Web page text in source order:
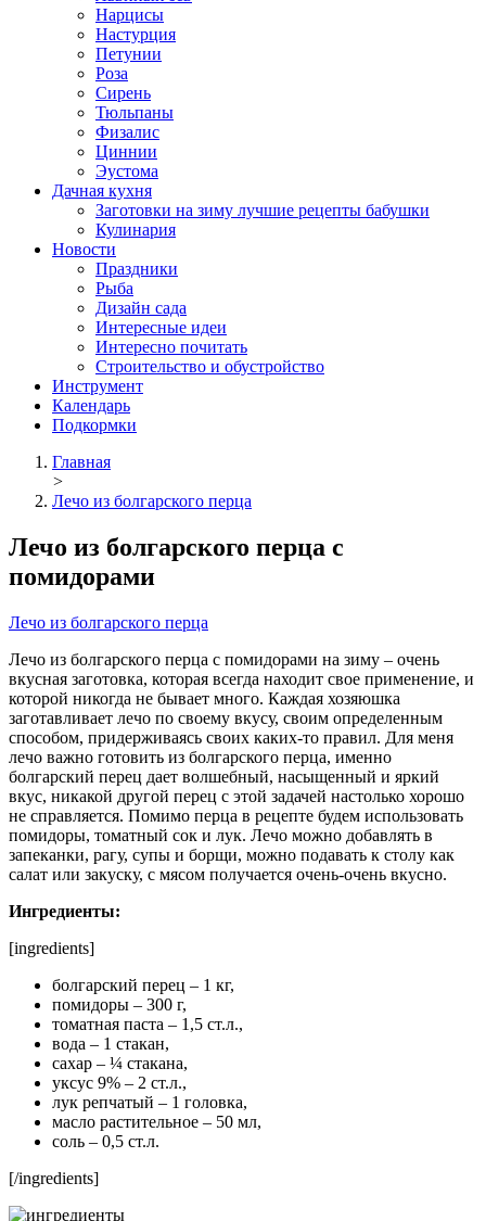
Нарцисы
Настурция
Петунии
Роза
Сирень
Тюльпаны
Физалис
Циннии
Эустома
Дачная кухня
Заготовки на зиму лучшие рецепты бабушки
Кулинария
Новости
Праздники
Рыба
Дизайн сада
Интересные идеи
Интересно почитать
Строительство и обустройство
Инструмент
Календарь
Подкормки
Главная
>
Лечо из болгарского перца
Лечо из болгарского перца с
помидорами
Лечо из болгарского перца
Лечо из болгарского перца с помидорами на зиму – очень
вкусная заготовка, которая всегда находит свое применение, и
которой никогда не бывает много. Каждая хозяюшка
заготавливает лечо по своему вкусу, своим определенным
способом, придерживаясь своих каких-то правил. Для меня
лечо важно готовить из болгарского перца, именно
болгарский перец дает волшебный, насыщенный и яркий
вкус, никакой другой перец с этой задачей настолько хорошо
не справляется. Помимо перца в рецепте будем использовать
помидоры, томатный сок и лук. Лечо можно добавлять в
запеканки, рагу, супы и борщи, можно подавать к столу как
салат или закуску, с мясом получается очень-очень вкусно.
Ингредиенты:
[ingredients]
болгарский перец – 1 кг,
помидоры – 300 г,
томатная паста – 1,5 ст.л.,
вода – 1 стакан,
сахар – ¼ стакана,
уксус 9% – 2 ст.л.,
лук репчатый – 1 головка,
масло растительное – 50 мл,
соль – 0,5 ст.л.
[/ingredients]